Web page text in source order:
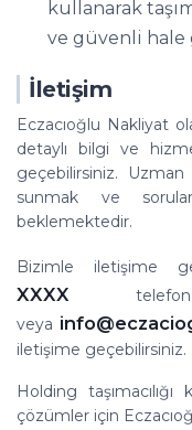
kullanarak
ve güvenli hale
İletişim
Eczacıoğlu Nakliyat
detaylı bilgi ve
geçebilirsiniz.
sunmak ve
beklemektedir.
Bizimle iletişime
XXXX telefon
veya
iletişime geçebilirsiniz.
Holding
çözümler için